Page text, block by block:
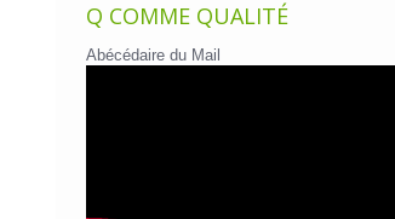
Q COMME QUALITÉ
Abécédaire du Mail